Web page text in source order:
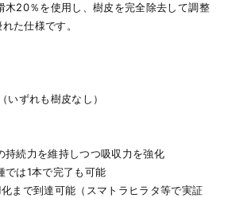
木20％を使用し、樹皮を完全除去して調整
た仕様です。
ずれも樹皮なし）
続力を維持しつつ吸収力を強化
は1本で完了も可能
まで到達可能（スマトラヒラタ等で実証